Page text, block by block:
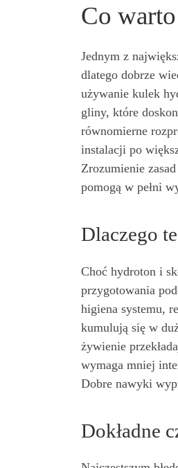
Co
Jednym z
dlatego dobrze
używanie kulek
gliny, które
równomierne
instalacji po
Zrozumienie
pomogą w pełni
Dlaczego
Choć hydroton i
przygotowania
higiena systemu,
kumulują się w
żywienie
wymaga mniej
Dobre nawyki
Dokładne